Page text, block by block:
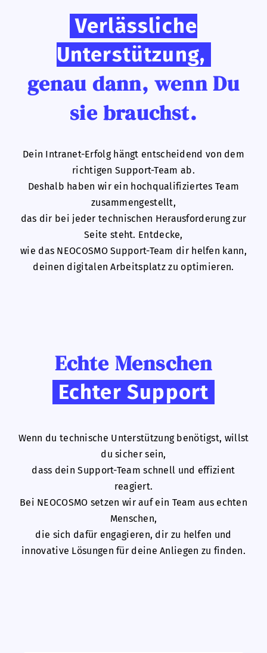
Verlässliche
Unterstützung,
genau dann, wenn Du
sie brauchst.
Dein Intranet-Erfolg hängt entscheidend von dem
richtigen Support-Team ab.
Deshalb haben wir ein hochqualifiziertes Team
zusammengestellt,
das dir bei jeder technischen Herausforderung zur
Seite steht. Entdecke,
wie das NEOCOSMO Support-Team dir helfen kann,
deinen digitalen Arbeitsplatz zu optimieren.
Echte Menschen
Echter Support
Wenn du technische Unterstützung benötigst, willst
du sicher sein,
dass dein Support-Team schnell und effizient
reagiert.
Bei NEOCOSMO setzen wir auf ein Team aus echten
Menschen,
die sich dafür engagieren, dir zu helfen und
innovative Lösungen für deine Anliegen zu finden.